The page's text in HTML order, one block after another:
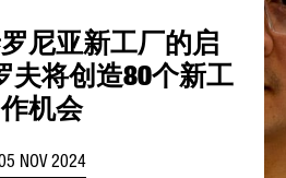
尼亚新工厂的启
夫将创造80个新工
作机会
NOV 2024